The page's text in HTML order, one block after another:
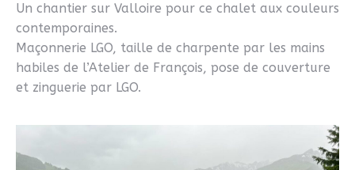
Un chantier sur Valloire pour ce chalet aux couleurs
contemporaines.
Maçonnerie LGO, taille de charpente par les mains
habiles de l’Atelier de François, pose de couverture
et zinguerie par LGO.